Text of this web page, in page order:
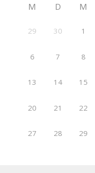
M D M
29 30 1
6 7 8
13 14 15
20 21 22
27 28 29